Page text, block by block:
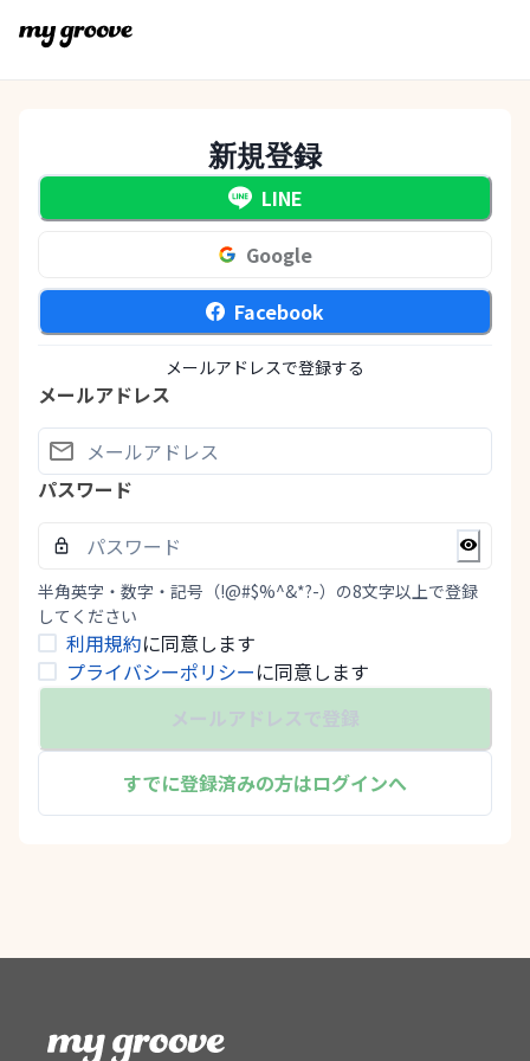
新規登録
LINE
Google
Facebook
メールアドレスで登録する
メールアドレス
パスワード
半角英字・数字・記号（!@#$%^&*?-）の8文字以上で登録
してください
利用規約に同意します
プライバシーポリシーに同意します
メールアドレスで登録
すでに登録済みの方はログインへ